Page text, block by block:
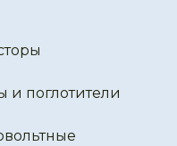
и поглотители